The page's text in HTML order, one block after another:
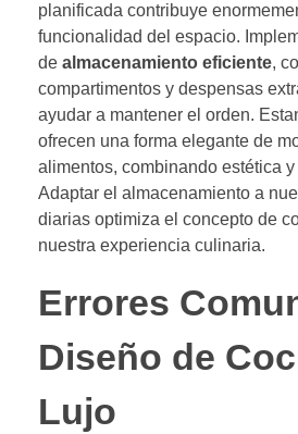
planificada contribuye
funcionalidad del espacio.
de almacenamiento eficiente,
compartimentos y despensas
ayudar a mantener el orden.
ofrecen una forma elegante de
alimentos, combinando estética
Adaptar el almacenamiento a
diarias optimiza el concepto de
nuestra experiencia culinaria.
Errores
Diseño de
Lujo